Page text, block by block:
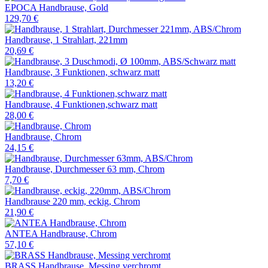
EPOCA Handbrause, Gold
129,70 €
Handbrause, 1 Strahlart, 221mm
20,69 €
Handbrause, 3 Funktionen, schwarz matt
13,20 €
Handbrause, 4 Funktionen,schwarz matt
28,00 €
Handbrause, Chrom
24,15 €
Handbrause, Durchmesser 63 mm, Chrom
7,70 €
Handbrause 220 mm, eckig, Chrom
21,90 €
ANTEA Handbrause, Chrom
57,10 €
BRASS Handbrause, Messing verchromt